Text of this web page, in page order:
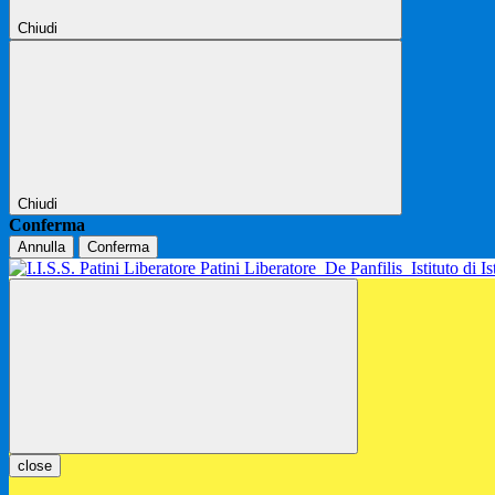
Chiudi
Chiudi
Conferma
Annulla Conferma
Patini Liberatore De Panfilis Istituto di
close